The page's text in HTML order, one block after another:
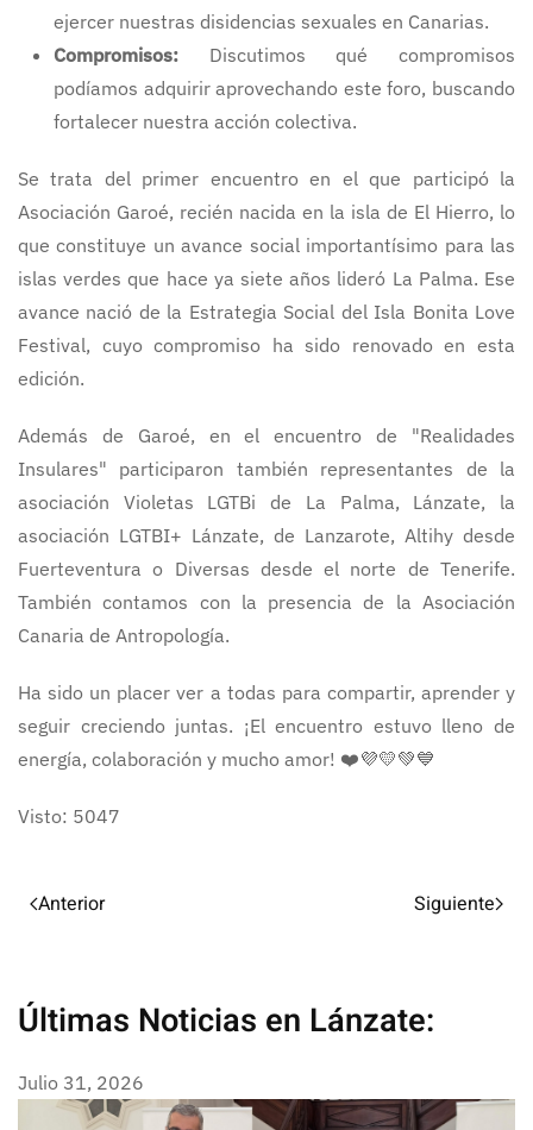
ejercer nuestras disidencias sexuales en Canarias.
Compromisos: Discutimos qué compromisos
podíamos adquirir aprovechando este foro, buscando
fortalecer nuestra acción colectiva.
Se trata del primer encuentro en el que participó la
Asociación Garoé, recién nacida en la isla de El Hierro, lo
que constituye un avance social importantísimo para las
islas verdes que hace ya siete años lideró La Palma. Ese
avance nació de la Estrategia Social del Isla Bonita Love
Festival, cuyo compromiso ha sido renovado en esta
edición.
Además de Garoé, en el encuentro de "Realidades
Insulares" participaron también representantes de la
asociación Violetas LGTBi de La Palma, Lánzate, la
asociación LGTBI+ Lánzate, de Lanzarote, Altihy desde
Fuerteventura o Diversas desde el norte de Tenerife.
También contamos con la presencia de la Asociación
Canaria de Antropología.
Ha sido un placer ver a todas para compartir, aprender y
seguir creciendo juntas. ¡El encuentro estuvo lleno de
energía, colaboración y mucho amor! ❤️💜💛💚💙
Visto: 5047
Anterior Siguiente
Últimas Noticias en Lánzate:
Julio 31, 2026